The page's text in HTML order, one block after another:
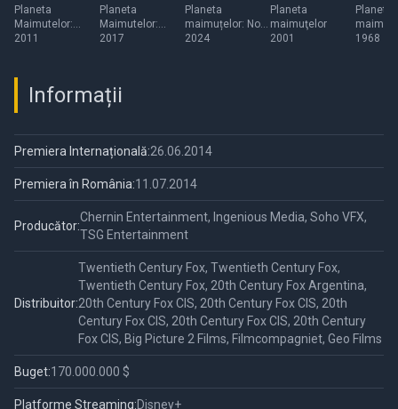
Apes
Planeta
Maimutelor:
Invazia
2011
Apes
Planeta
Maimutelor:
Razboiul
2017
the Apes
Planeta
maimuțelor: Noul
regat
2024
Planeta
maimuţelor
2001
Planeta
1968
Informații
Premiera Internațională:26.06.2014
Premiera în România:11.07.2014
Producător:
Chernin Entertainment, Ingenious Media, Soho VFX,
TSG Entertainment
Distribuitor:
Twentieth Century Fox, Twentieth Century Fox,
Twentieth Century Fox, 20th Century Fox Argentina,
20th Century Fox CIS, 20th Century Fox CIS, 20th
Century Fox CIS, 20th Century Fox CIS, 20th Century
Fox CIS, Big Picture 2 Films, Filmcompagniet, Geo Films
Buget:170.000.000 $
Platforme Streaming:Disney+